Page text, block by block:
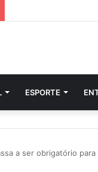
ESPORTE
a ser obrigatório